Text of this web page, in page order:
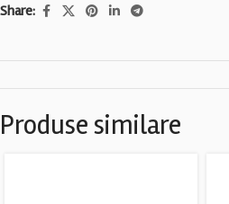
Share:
Produse similare